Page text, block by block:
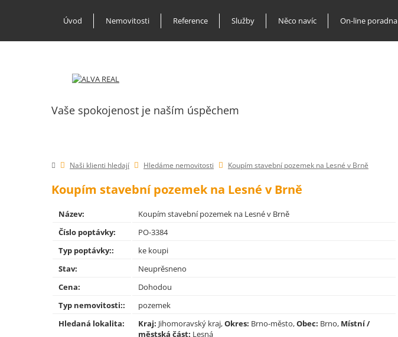
Úvod Nemovitosti Reference Služby Něco navíc On-line poradna
Vaše spokojenost je naším úspěchem
Naši klienti hledají Hledáme nemovitosti Koupím stavební pozemek na Lesné v Brně
Koupím stavební pozemek na Lesné v Brně
Název:
Koupím stavební pozemek na Lesné v Brně
Číslo poptávky:
PO-3384
Typ poptávky::
ke koupi
Stav:
Neuprěsneno
Cena:
Dohodou
Typ nemovitosti::
pozemek
Hledaná lokalita:
Kraj: Jihomoravský kraj,Okres: Brno-město,Obec: Brno, Místní /
městská část: Lesná